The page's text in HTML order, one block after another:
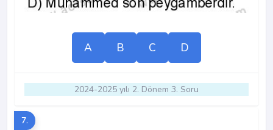
A B C D
2024-2025 yılı 2. Dönem 3. Soru
7.